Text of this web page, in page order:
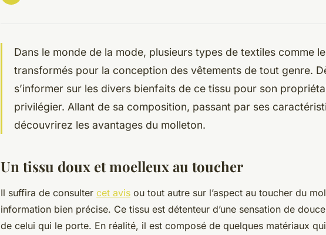
Dans le monde de la mode, plusieurs types de textiles comme
transformés pour la conception des vêtements de tout genre.
s’informer sur les divers bienfaits de ce tissu pour son
privilégier. Allant de sa composition, passant par ses
découvrirez les avantages du molleton.
Un tissu doux et moelleux au toucher
Il suffira de consulter cet avis ou tout autre sur l’aspect au toucher du
information bien précise. Ce tissu est détenteur d’une sensation de
de celui qui le porte. En réalité, il est composé de quelques matériaux